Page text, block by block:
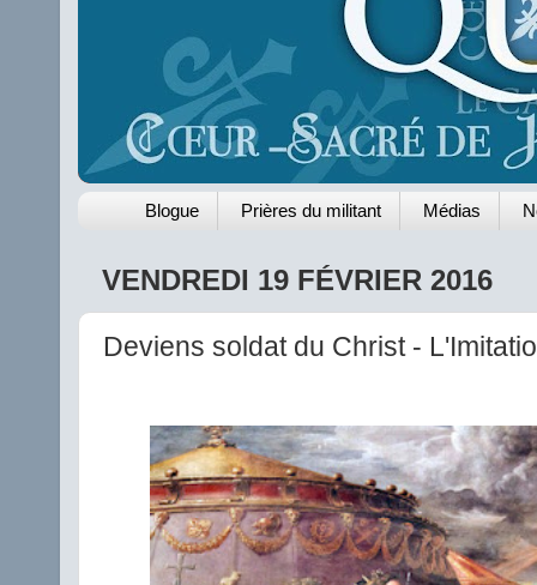
Blogue Prières du militant Médias
VENDREDI 19 FÉVRIER 2016
Deviens soldat du Christ -